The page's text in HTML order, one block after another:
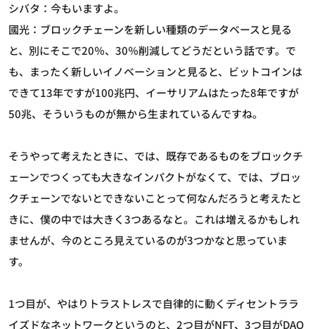
シバタ：今もいますよ。
國光：ブロックチェーンを新しい種類のデータベースと見る
と、別にそこで20％、30％削減してどうだという話です。で
も、まったく新しいイノベーションと見ると、ビットコインは
できて13年ですが100兆円、イーサリアムはたった8年ですが
50兆、そういうものが無から生まれているんですね。
そうやって考えたときに、では、既存であるものをブロックチ
ェーンでつくっても大きなインパクトがなくて、では、ブロッ
クチェーンでないとできないことって何なんだろうと考えたと
きに、僕の中では大きく3つあるなと。これは増えるかもしれ
ませんが、今のところ見えているのが3つかなと思っていま
す。
1つ目が、やはりトラストレスで自律的に動くディセントララ
イズドなネットワークというのと、2つ目がNFT、3つ目がDAO